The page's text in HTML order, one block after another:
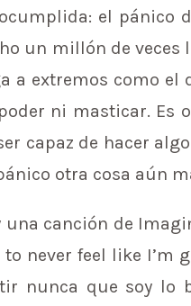
el pánico
un millón de veces
a extremos como el
ni masticar. Es
capaz de hacer
otra cosa aún
una canción de
to never feel like I’m
nunca que soy lo